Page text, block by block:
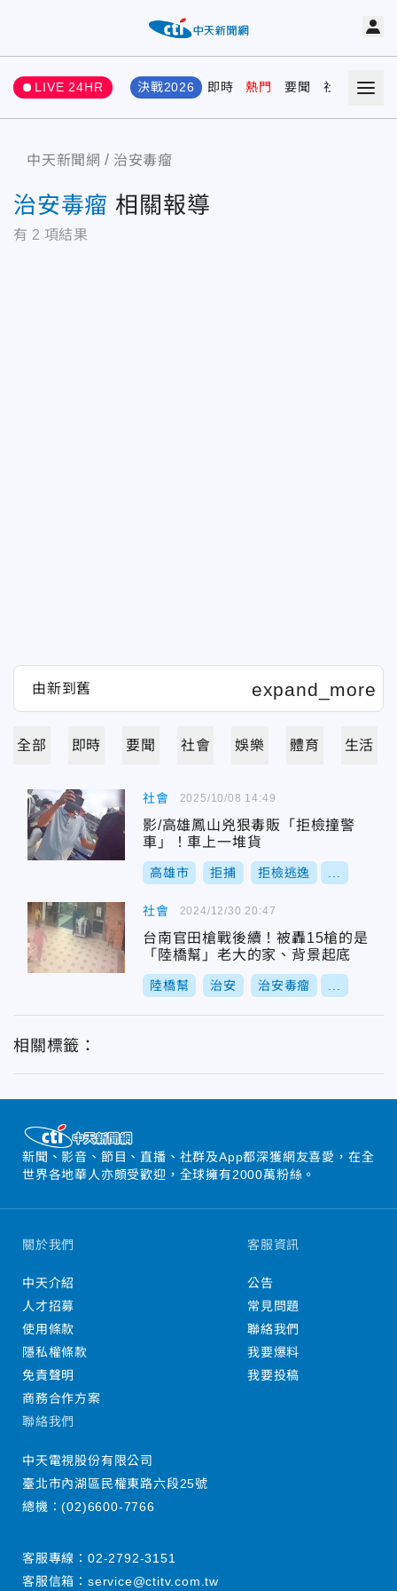
LIVE 24HR 決戰2026 即時 熱門 要聞 社會 娛樂
中天新聞網 治安毒瘤
治安毒瘤 相關報導
有 2 項結果
全部 即時 要聞 社會 娛樂 體育 生活
社會
影/高雄鳳山兇狠毒販「拒檢撞警
車」！車上一堆貨
高雄市 拒捕 拒檢逃逸
2025/10/08 14:49
社會
台南官田槍戰後續！被轟15槍的是
「陸橋幫」老大的家、背景起底
陸橋幫 治安 治安毒瘤
2024/12/30 20:47
相關標籤：
新聞、影音、節目、直播、社群及App都深獲網友喜愛，在全
世界各地華人亦頗受歡迎，全球擁有2000萬粉絲。
關於我們
中天介紹
人才招募
使用條款
隱私權條款
免責聲明
商務合作方案
客服資訊
公告
常見問題
聯絡我們
我要爆料
我要投稿
聯絡我們
中天電視股份有限公司
臺北市內湖區民權東路六段25號
總機：(02)6600-7766
客服專線： 02-2792-3151
客服信箱： service@ctitv.com.tw